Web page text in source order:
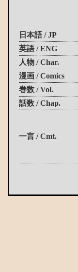
日本語 / JP
英語 / ENG
人物 / Char.
漫画 / Comics
巻数 / Vol.
話数 / Chap.
一言 / Cmt.